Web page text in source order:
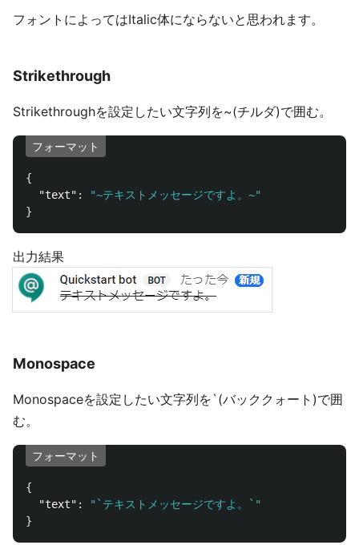
フォントによってはItalic体にならないと思われます。
Strikethrough
Strikethroughを設定したい文字列を~(チルダ)で囲む。
フォーマット
{
"text" :
"~テキストメッセージですよ。~"
}
出力結果
Monospace
Monospaceを設定したい文字列を`(バッククォート)で囲
む。
フォーマット
{
"text" :
"`テキストメッセージですよ。`"
}